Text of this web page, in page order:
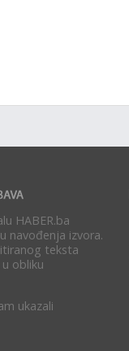
HABER.ba
navođenja izvora.
teksta
obliku
ukazali